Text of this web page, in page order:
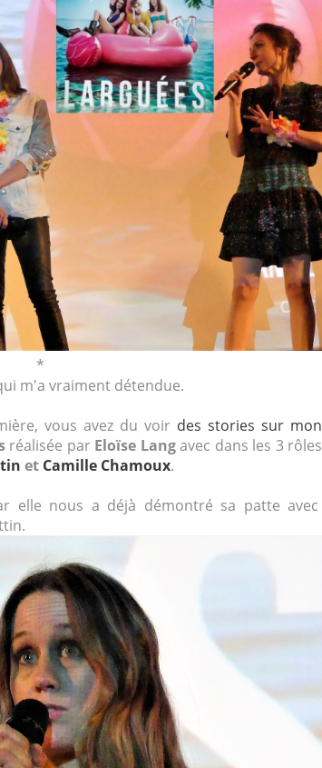
*
m'a vraiment détendue.
vous avez du voir des stories sur mon
réalisée par Eloïse Langavec dans les 3 rôles
et Camille Chamoux.
elle nous a déjà démontré sa patte avec